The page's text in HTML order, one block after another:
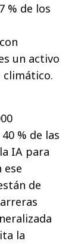
% de los
un activo
climático.
% de las
IA para
ese
de
la